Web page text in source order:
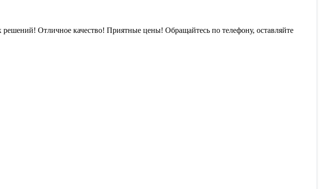
Отличное качество! Приятные цены! Обращайтесь по телефону, оставляйте